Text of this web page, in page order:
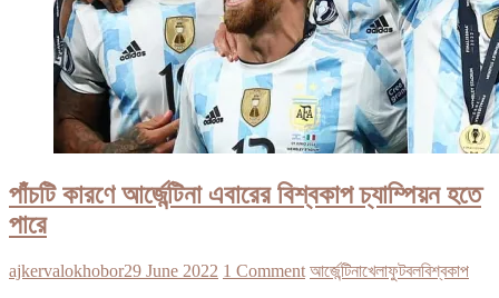
পাঁচটি কারণে আর্জেন্টিনা এবারের বিশ্বকাপ চ্যাম্পিয়ন হতে
পারে
ajkervalokhobor29 June 2022 1 Comment আর্জেন্টিনাখেলাফুটবলবিশ্বকাপ